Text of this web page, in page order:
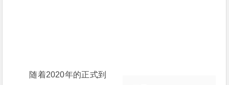
随着2020年的正式到